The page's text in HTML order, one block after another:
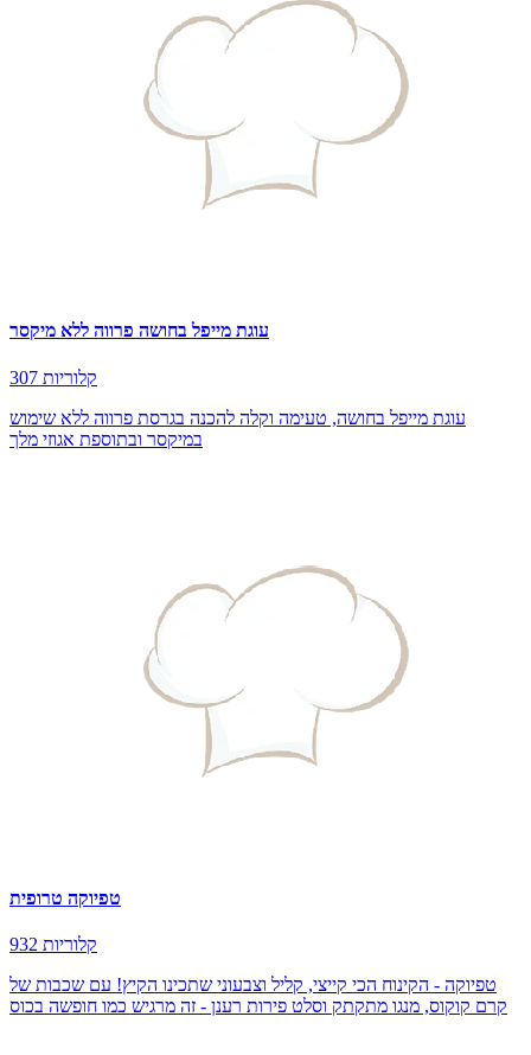
עוגת מייפל בחושה פרווה ללא מיקסר
307 קלוריות
עוגת מייפל בחושה, טעימה וקלה להכנה בגרסת פרווה ללא שימוש
במיקסר ובתוספת אגוזי מלך
טפיוקה טרופית
932 קלוריות
טפיוקה - הקינוח הכי קייצי, קליל וצבעוני שתכינו הקיץ! עם שכבות של
קרם קוקוס, מנגו מתקתק וסלט פירות רענן - זה מרגיש כמו חופשה בכוס